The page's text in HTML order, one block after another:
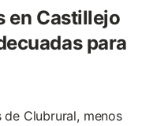
en Castillejo
para
Clubrural, menos